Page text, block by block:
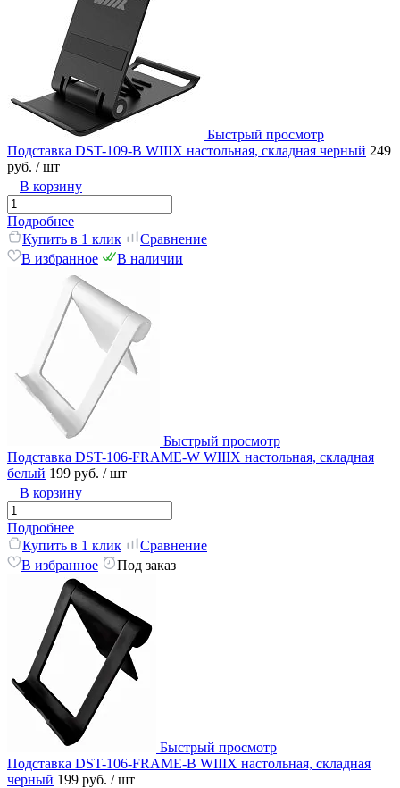
Быстрый просмотр
Подставка DST-109-B WIIIX настольная, складная черный 249
руб. / шт
В корзину
Подробнее
Купить в 1 клик
Сравнение
В избранное
В наличии
Быстрый просмотр
Подставка DST-106-FRAME-W WIIIX настольная, складная
белый 199 руб. / шт
В корзину
Подробнее
Купить в 1 клик
Сравнение
В избранное
Под заказ
Быстрый просмотр
Подставка DST-106-FRAME-B WIIIX настольная, складная
черный 199 руб. / шт